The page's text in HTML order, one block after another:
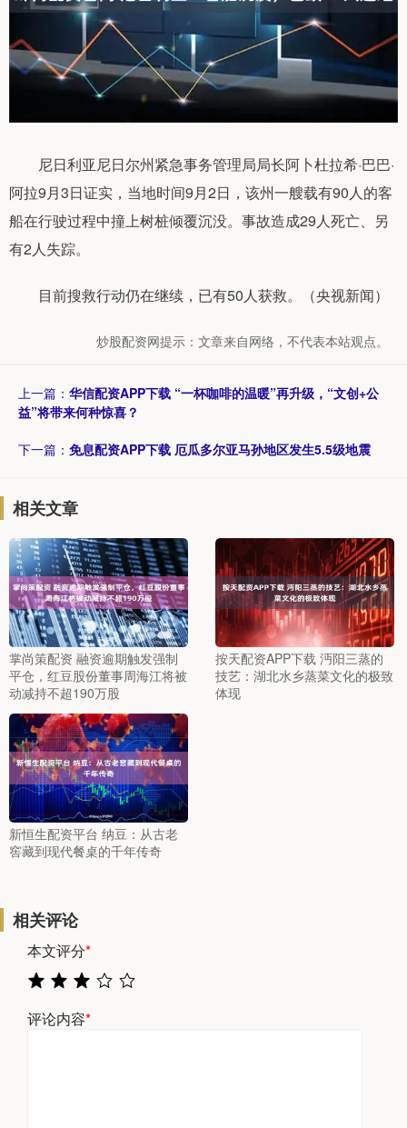
尼日利亚尼日尔州紧急事务管理局局长阿卜杜拉希·巴巴·
阿拉9月3日证实，当地时间9月2日，该州一艘载有90人的客
船在行驶过程中撞上树桩倾覆沉没。事故造成29人死亡、另
有2人失踪。
目前搜救行动仍在继续，已有50人获救。（央视新闻）
炒股配资网提示：文章来自网络，不代表本站观点。
上一篇： 华信配资APP下载 “一杯咖啡的温暖”再升级，“文创+公
益”将带来何种惊喜？
下一篇： 免息配资APP下载 厄瓜多尔亚马孙地区发生5.5级地震
相关文章
掌尚策配资 融资逾期触发强制
平仓，红豆股份董事周海江将被
动减持不超190万股
按天配资APP下载 沔阳三蒸的
技艺：湖北水乡蒸菜文化的极致
体现
新恒生配资平台 纳豆：从古老
窖藏到现代餐桌的千年传奇
相关评论
本文评分*
评论内容*